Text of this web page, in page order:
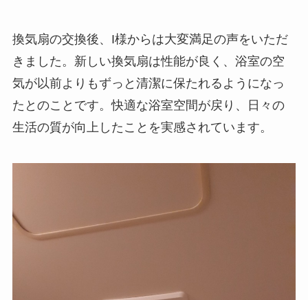
換気扇の交換後、I様からは大変満足の声をいただ
きました。新しい換気扇は性能が良く、浴室の空
気が以前よりもずっと清潔に保たれるようになっ
たとのことです。快適な浴室空間が戻り、日々の
生活の質が向上したことを実感されています。